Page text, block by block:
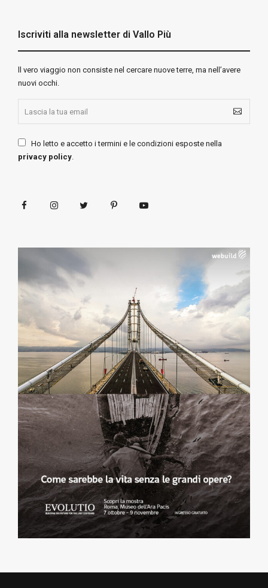
Iscriviti alla newsletter di Vallo Più
ll vero viaggio non consiste nel cercare nuove terre, ma nell’avere
nuovi occhi.
Ho letto e accetto i termini e le condizioni esposte nella
privacy policy.